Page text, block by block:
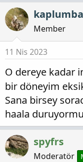
Member
11 Nis 2023
O dereye kadar
bir döneyim
Sana birsey
haala duruyormu
spyfrs
Moderatör